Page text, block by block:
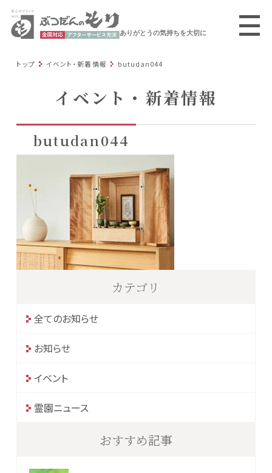
ありがとうの気持ちを大切に
トップ イベント・新着情報 butudan044
イベント・新着情報
butudan044
カテゴリ
全てのお知らせ
お知らせ
イベント
霊園ニュース
おすすめ記事